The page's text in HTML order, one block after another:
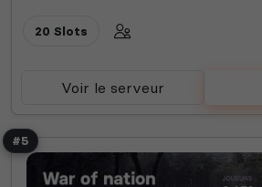
20 Slots
Voir le serveur
#5